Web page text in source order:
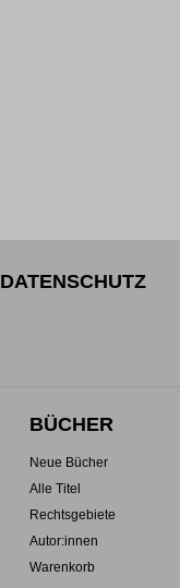
DATENSCHUTZ
BÜCHER
Neue Bücher
Alle Titel
Rechtsgebiete
Autor:innen
Warenkorb